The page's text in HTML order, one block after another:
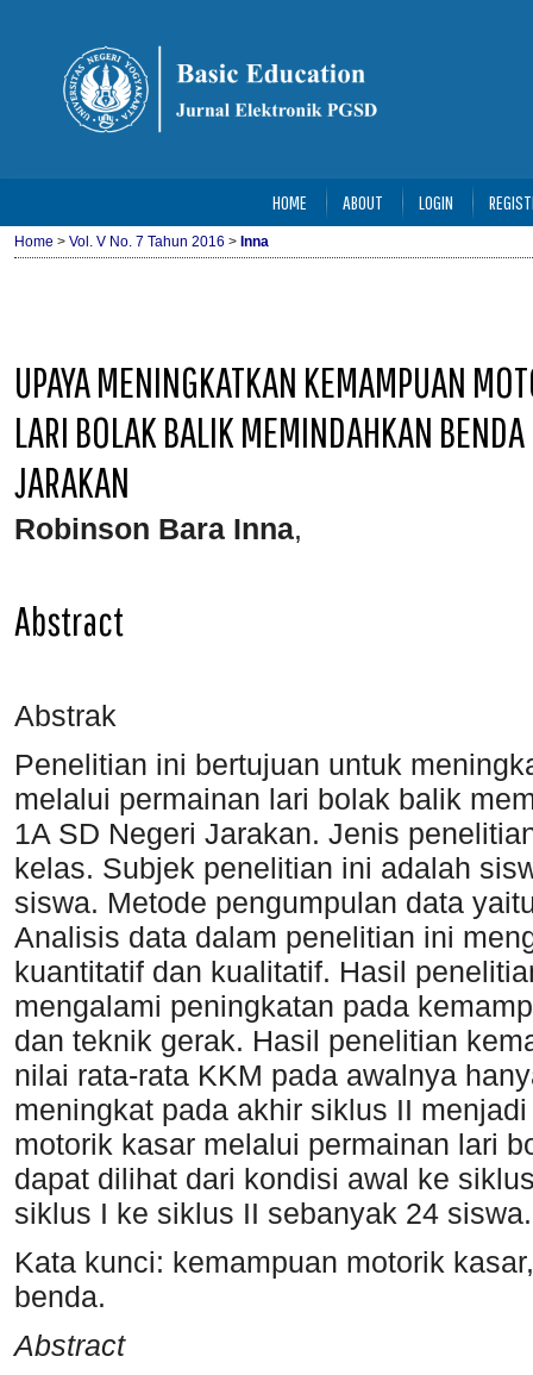
HOME ABOUT LOGIN
Home > Vol. V No. 7 Tahun 2016 > Inna
UPAYA MENINGKATKAN KEMAMPUAN
LARI BOLAK BALIK MEMINDAHKAN
JARAKAN
Robinson Bara Inna,
Abstract
Abstrak
Penelitian ini bertujuan untuk
melalui permainan lari bolak balik
1A SD Negeri Jarakan. Jenis
kelas. Subjek penelitian ini adalah
siswa. Metode pengumpulan data
Analisis data dalam penelitian ini
kuantitatif dan kualitatif. Hasil
mengalami peningkatan pada
dan teknik gerak. Hasil penelitian
nilai rata-rata KKM pada awalnya
meningkat pada akhir siklus II
motorik kasar melalui permainan lari
dapat dilihat dari kondisi awal ke
siklus I ke siklus II sebanyak 24 siswa.
Kata kunci: kemampuan motorik
benda.
Abstract